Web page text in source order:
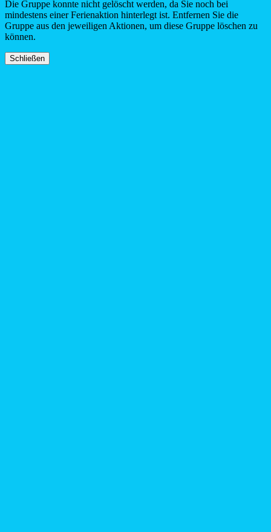
Die Gruppe konnte nicht gelöscht werden, da Sie noch bei
mindestens einer Ferienaktion hinterlegt ist. Entfernen Sie die
Gruppe aus den jeweiligen Aktionen, um diese Gruppe löschen zu
können.
Schließen